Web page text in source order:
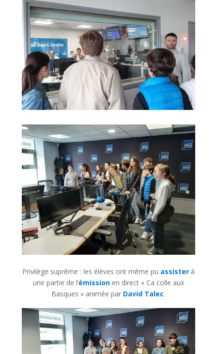
Privilège suprême : les élèves ont même pu assisterà
une partie de l’émissionen direct « Ca colle aux
Basques » animée par David Talec.